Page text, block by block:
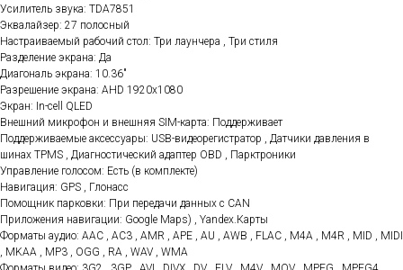
Усилитель звука: TDA7851
Эквалайзер: 27 полосный
Настраиваемый рабочий стол: Три лаунчера , Три стиля
Разделение экрана: Да
Диагональ экрана: 10.36"
Разрешение экрана: AHD 1920x1080
Экран: In-cell QLED
Внешний микрофон и внешняя SIM-карта: Поддерживает
Поддерживаемые аксессуары: USB-видеорегистратор , Датчики давления в
шинах TPMS , Диагностический адаптер OBD , Парктроники
Управление голосом: Есть (в комплекте)
Навигация: GPS , Глонасс
Помощник парковки: При передачи данных с CAN
Приложения навигации: Google Maps) , Yandex.Карты
Форматы аудио: AAC , AC3 , AMR , APE , AU , AWB , FLAC , M4A , M4R , MID , MIDI
, MKAA , MP3 , OGG , RA , WAV , WMA